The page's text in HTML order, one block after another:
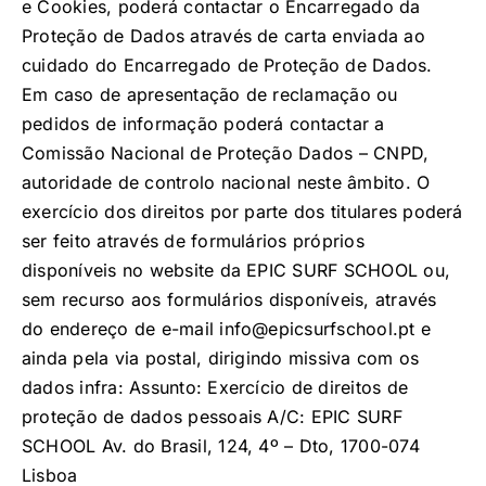
e Cookies, poderá contactar o Encarregado da
Proteção de Dados através de carta enviada ao
cuidado do Encarregado de Proteção de Dados.
Em caso de apresentação de reclamação ou
pedidos de informação poderá contactar a
Comissão Nacional de Proteção Dados – CNPD,
autoridade de controlo nacional neste âmbito. O
exercício dos direitos por parte dos titulares poderá
ser feito através de formulários próprios
disponíveis no website da EPIC SURF SCHOOL ou,
sem recurso aos formulários disponíveis, através
do endereço de e-mail info@epicsurfschool.pt e
ainda pela via postal, dirigindo missiva com os
dados infra: Assunto: Exercício de direitos de
proteção de dados pessoais A/C: EPIC SURF
SCHOOL Av. do Brasil, 124, 4º – Dto, 1700-074
Lisboa